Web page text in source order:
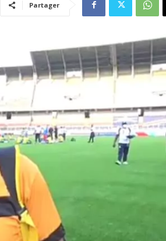
Partager